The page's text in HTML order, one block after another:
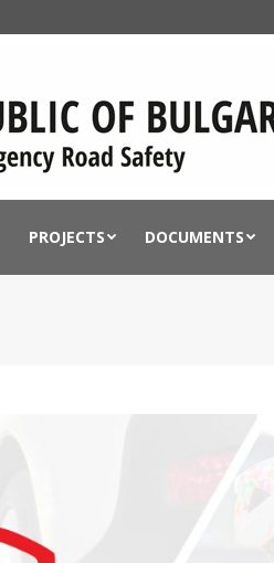
PROJECTS DOCUMENTS